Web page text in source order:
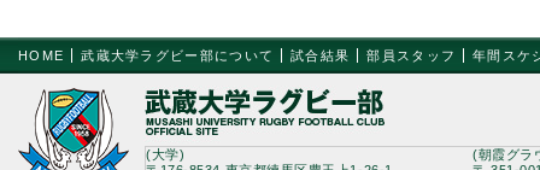
HOME 武蔵大学ラグビー部について 試合結果 部員スタッフ 年間スケ
(大学)
(朝霞グラ